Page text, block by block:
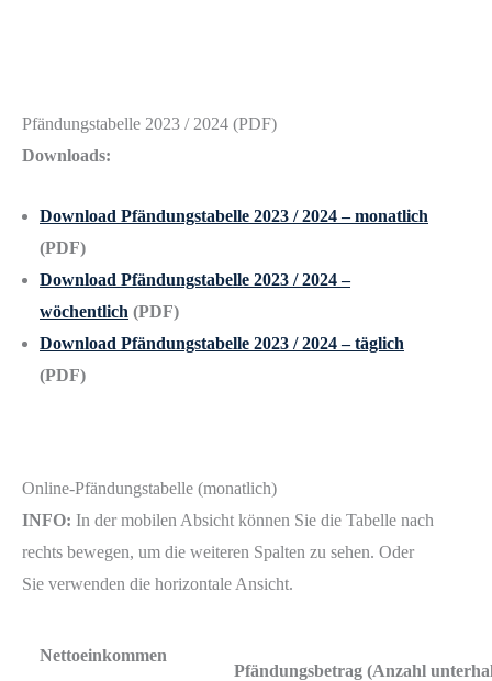
Pfändungstabelle 2023 / 2024 (PDF)
Downloads:
Download Pfändungstabelle 2023 / 2024 – monatlich
(PDF)
Download Pfändungstabelle 2023 / 2024 –
wöchentlich (PDF)
Download Pfändungstabelle 2023 / 2024 – täglich
(PDF)
Online-Pfändungstabelle (monatlich)
INFO: In der mobilen Absicht können Sie die Tabelle nach
rechts bewegen, um die weiteren Spalten zu sehen. Oder
Sie verwenden die horizontale Ansicht.
Nettoeinkommen
Pfändungsbetrag (Anzahl